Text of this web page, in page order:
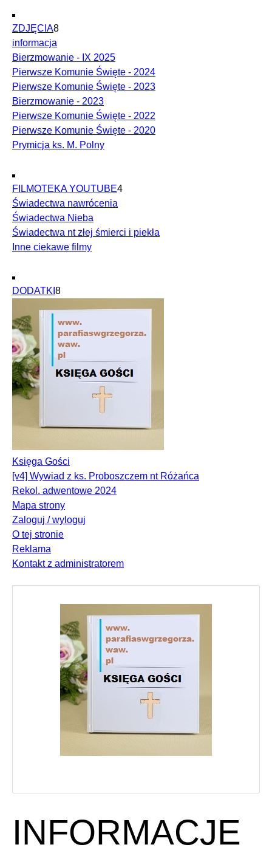
ZDJĘCIA8
informacja
Bierzmowanie - IX 2025
Pierwsze Komunie Święte - 2024
Pierwsze Komunie Święte - 2023
Bierzmowanie - 2023
Pierwsze Komunie Święte - 2022
Pierwsze Komunie Święte - 2020
Prymicja ks. M. Polny
FILMOTEKA YOUTUBE4
Świadectwa nawrócenia
Świadectwa Nieba
Świadectwa nt złej śmierci i piekła
Inne ciekawe filmy
DODATKI 8
Księga Gości
[v4] Wywiad z ks. Proboszczem nt Różańca
Rekol. adwentowe 2024
Mapa strony
Zaloguj / wyloguj
O tej stronie
Reklama
Kontakt z administratorem
INFORMACJE